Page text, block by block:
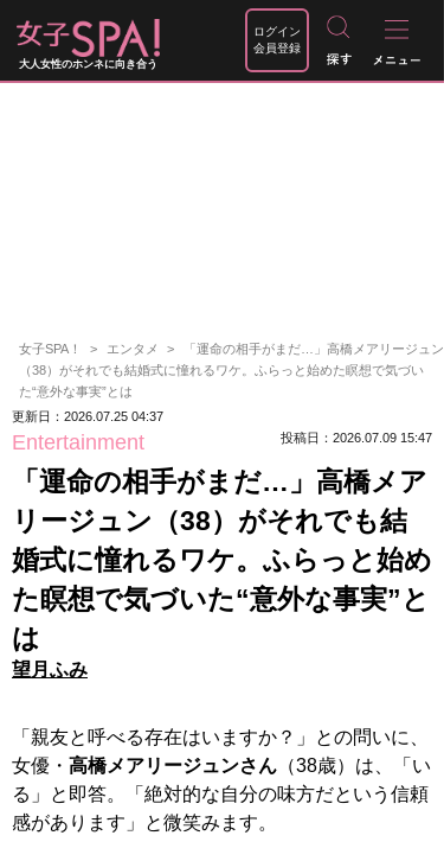
大人女性のホンネに向き合う
ログイン
会員登録
女子SPA！ エンタメ
「運命の相手がまだ…」高橋メアリージュン
（38）がそれでも結婚式に憧れるワケ。ふらっと始めた瞑想で気づい
た“意外な事実”とは
更新日：2026.07.25 04:37
Entertainment 投稿日：2026.07.09 15:47
「運命の相手がまだ…」高橋メア
リージュン（38）がそれでも結
婚式に憧れるワケ。ふらっと始め
た瞑想で気づいた“意外な事実”と
は
望月ふみ
「親友と呼べる存在はいますか？」との問いに、
女優・ 高橋メアリージュンさん （38歳）は、「い
る」と即答。「絶対的な自分の味方だという信頼
感があります」と微笑みます。